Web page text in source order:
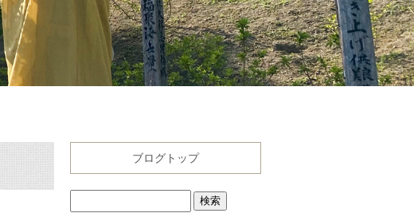
ブログトップ